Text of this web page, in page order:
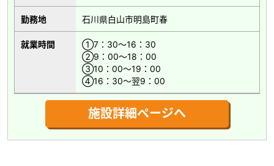
勤務地 石川県白山市明島町春
就業時間
①7：30～16：30
②9：00～18：00
③10：00～19：00
④16：30～翌9：00
施設詳細ページへ